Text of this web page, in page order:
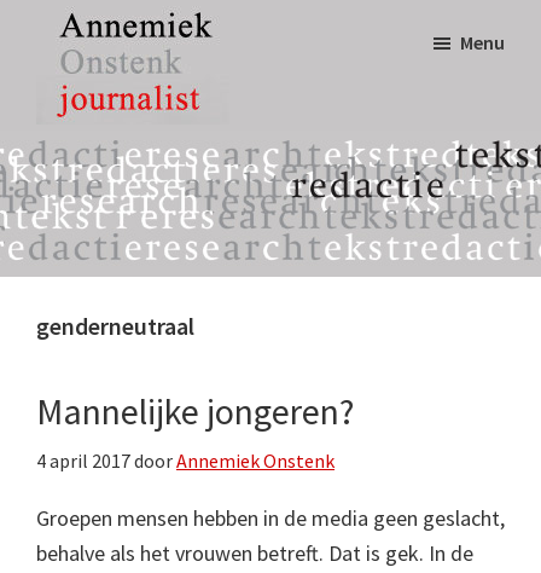
inhoud
eerste
sidebar
Annemiek
Onstenk
Journalist
tekst,
redactie
&
research
Menu
genderneutraal
Mannelijke jongeren?
4 april 2017doorAnnemiek Onstenk
Groepen mensen hebben in de media geen geslacht,
behalve als het vrouwen betreft. Dat is gek. In de